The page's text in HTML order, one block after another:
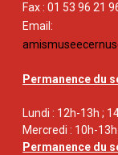
Fax : 01 53 96 21
Email:
Permanence du
Lundi : 12h-13h ;
Mercredi : 10h-
Permanence du